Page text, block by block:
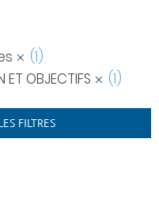
(1)
OBJECTIFS
(1)
FILTRES